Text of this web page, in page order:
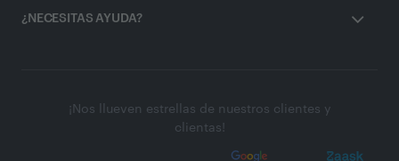
¿NECESITAS AYUDA?
¡Nos llueven estrellas de nuestros clientes y
clientas!